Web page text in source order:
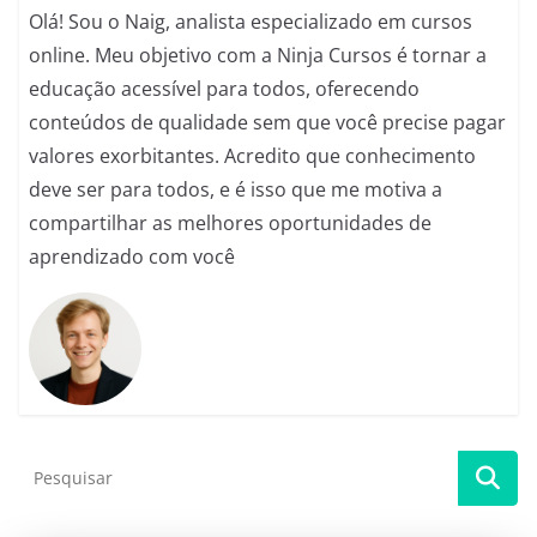
Olá! Sou o Naig, analista especializado em cursos
online. Meu objetivo com a Ninja Cursos é tornar a
educação acessível para todos, oferecendo
conteúdos de qualidade sem que você precise pagar
valores exorbitantes. Acredito que conhecimento
deve ser para todos, e é isso que me motiva a
compartilhar as melhores oportunidades de
aprendizado com você